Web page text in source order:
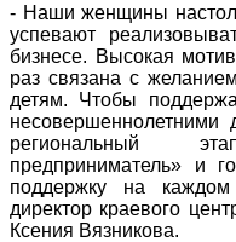
- Наши женщины
успевают
бизнесе. Высокая
раз связана с
детям. Чтобы
региональный
предприниматель» и
поддержку на
директор краевого
Ксения Вязникова.